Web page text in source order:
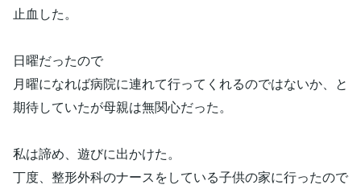
止血した。
日曜だったので
月曜になれば病院に連れて行ってくれるのではないか、と
期待していたが母親は無関心だった。
私は諦め、遊びに出かけた。
丁度、整形外科のナースをしている子供の家に行ったので